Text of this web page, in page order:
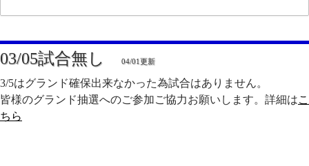
03/05試合無し 04/01更新
3/5はグランド確保出来なかった為試合はありません。
皆様のグランド抽選へのご参加ご協力お願いします。詳細はこ
ちら